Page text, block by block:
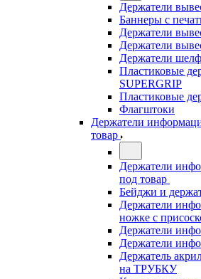
Держатели
Баннеры с
Держатели
Держатели
Держатели
Пластиковые
SUPERGRIP
Пластиковые
Флагштоки
Держатели
товар
Держатели
под товар
Бейджи и
Держатели
ножке с
Держатели
Держатели
Держатель
на ТРУБКУ